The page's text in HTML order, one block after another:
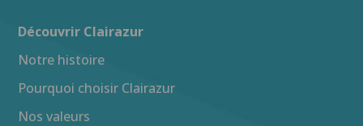
Découvrir Clairazur
Notre histoire
Pourquoi choisir Clairazur
Nos valeurs